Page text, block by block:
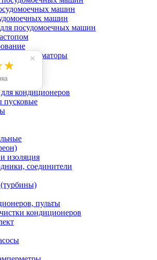
машин
машин
посудомоечных машин
трансформаторы
кондиционеров
пусковые
изоляция
соединители
пульты
кондиционеров
×